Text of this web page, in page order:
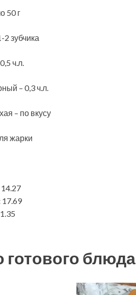
50 г
2 зубчика
ч.л.
– 0,3 ч.л.
– по вкусу
жарки
14.27
17.69
1.35
готового блюда